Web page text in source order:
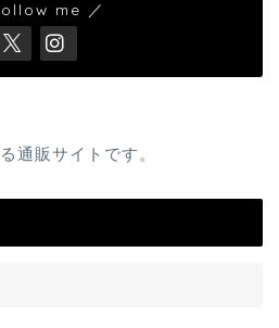
me ／
通販サイトです。